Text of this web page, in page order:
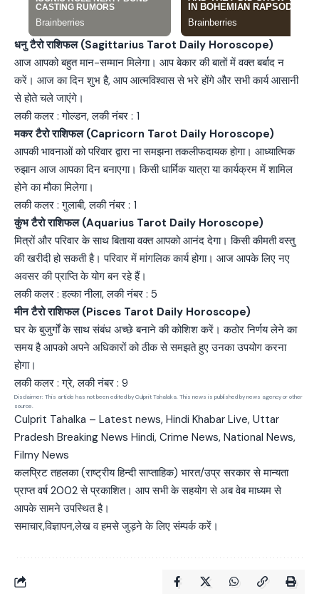
धनु टैरो राशिफल (Sagittarius Tarot Daily Horoscope)
आज आपको बहुत मान-सम्मान मिलेगा। आप बेकार की बातों में वक्त बर्बाद न
करें। आज का दिन शुभ है, आप आत्मविश्वास से भरे होंगे और सभी कार्य आसानी
से होते चले जाएंगे।
लकी कलर : गोल्डन, लकी नंबर : 1
मकर टैरो राशिफल (Capricorn Tarot Daily Horoscope)
आपकी भावनाओं को परिवार द्वारा ना समझना तकलीफदायक होगा। आध्यात्मिक
रुझान आज आपका दिन बनाएगा। किसी धार्मिक यात्रा या कार्यक्रम में शामिल
होने का मौका मिलेगा।
लकी कलर : गुलाबी, लकी नंबर : 1
कुंभ टैरो राशिफल (Aquarius Tarot Daily Horoscope)
मित्रों और परिवार के साथ बिताया वक्त आपको आनंद देगा। किसी कीमती वस्तु
की खरीदी हो सकती है। परिवार में मांगलिक कार्य होगा। आज आपके लिए नए
अवसर की प्राप्ति के योग बन रहे हैं।
लकी कलर : हल्का नीला, लकी नंबर : 5
मीन टैरो राशिफल (Pisces Tarot Daily Horoscope)
घर के बुजुर्गों के साथ संबंध अच्छे बनाने की कोशिश करें। कठोर निर्णय लेने का
समय है आपको अपने अधिकारों को ठीक से समझते हुए उनका उपयोग करना
होगा।
लकी कलर : ग्रे, लकी नंबर : 9
Disclaimer: This article has not been edited by Culprit Tahalaka. This news is published by news agency or other
source.
Culprit Tahalka – Latest news, Hindi Khabar Live, Uttar
Pradesh Breaking News Hindi, Crime News, National News,
Filmy News
कलप्रिट तहलका (राष्ट्रीय हिन्दी साप्ताहिक) भारत/उप्र सरकार से मान्यता
प्राप्त वर्ष 2002 से प्रकाशित। आप सभी के सहयोग से अब वेब माध्यम से
आपके सामने उपस्थित है।
समाचार,विज्ञापन,लेख व हमसे जुड़ने के लिए संम्पर्क करें।